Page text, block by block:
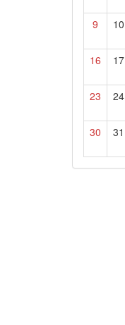
9 10
16 17
23 24
30 31